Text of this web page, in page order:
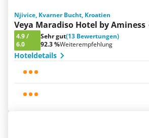
Njivice, Kvarner Bucht, Kroatien
Veya Maradiso Hotel by Aminess
4.9/
6.0
Sehr gut(13 Bewertungen)
92.3 %Weiterempfehlung
Hoteldetails